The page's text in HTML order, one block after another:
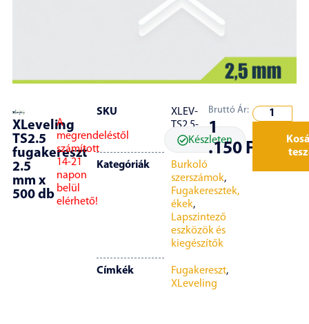
XLeveling
TS2.5
fugakereszt
2.5
mm x
500 db
A
megrendeléstől
számított
14-21
napon
belül
elérhető!
SKU
XLEV-
TS2.5-
500
Kategóriák
Burkoló
szerszámok,
Fugakeresztek,
ékek,
Lapszintező
eszközök és
kiegészítők
Címkék Fugakereszt,
XLeveling
Készleten
Bruttó Ár:
1
.150 Ft